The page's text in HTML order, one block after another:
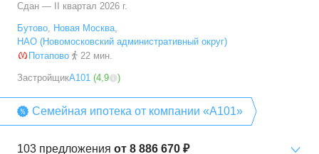
Сдан — II квартал 2026 г.
Бутово, Новая Москва,
НАО (Новомосковский административный округ)
Потапово
22 мин.
ЗастройщикА101 (4,9 )
Семейная ипотека от компании «А101»
103 предложения от 8 886 670 ₽